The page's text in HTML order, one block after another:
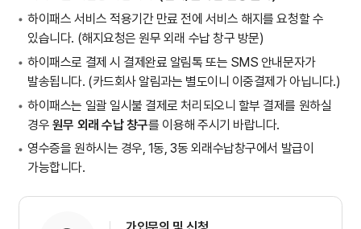
하이패스 서비스 적용기간 만료 전에 서비스 해지를 요청할 수
있습니다. (해지요청은 원무 외래 수납 창구 방문)
하이패스로 결제 시 결제완료 알림톡 또는 SMS 안내문자가
발송됩니다. (카드회사 알림과는 별도이니 이중결제가 아닙니다.)
하이패스는 일괄 일시불 결제로 처리되오니 할부 결제를 원하실
경우 원무 외래 수납 창구를 이용해 주시기 바랍니다.
영수증을 원하시는 경우, 1동, 3동 외래수납창구에서 발급이
가능합니다.